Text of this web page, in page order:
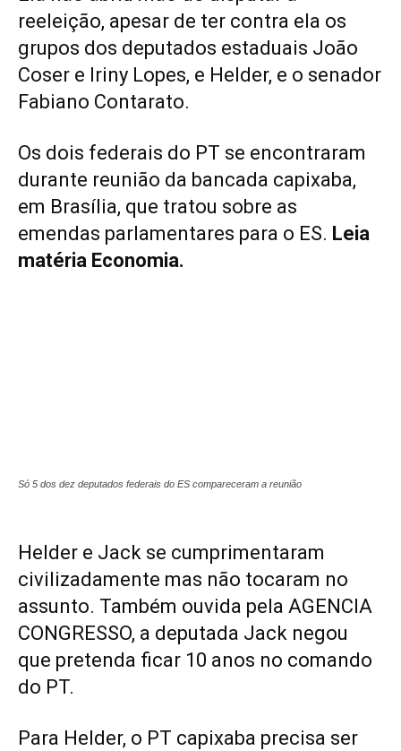
reeleição, apesar de ter contra ela os
grupos dos deputados estaduais João
Coser e Iriny Lopes, e Helder, e o senador
Fabiano Contarato.
Os dois federais do PT se encontraram
durante reunião da bancada capixaba,
em Brasília, que tratou sobre as
emendas parlamentares para o ES. Leia
matéria Economia.
Só 5 dos dez deputados federais do ES compareceram a reunião
Helder e Jack se cumprimentaram
civilizadamente mas não tocaram no
assunto. Também ouvida pela AGENCIA
CONGRESSO, a deputada Jack negou
que pretenda ficar 10 anos no comando
do PT.
Para Helder, o PT capixaba precisa ser